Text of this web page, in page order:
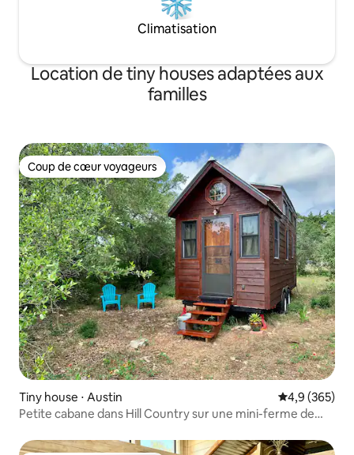
Climatisation
Location de tiny houses adaptées aux
familles
Coup de cœur voyageurs
Coup de cœur voyageurs
Tiny house ⋅ Austin Évaluation
4,9 (365)
Petite cabane dans Hill Country sur une mini-ferme de